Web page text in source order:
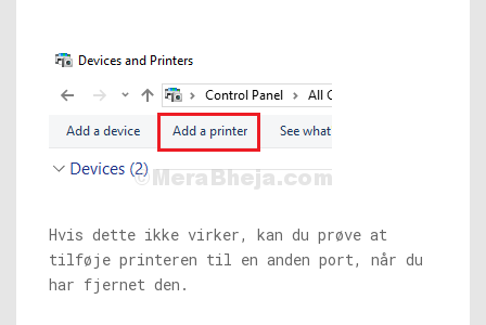
Hvis dette ikke virker, kan du prøve at
tilføje printeren til en anden port, når du
har fjernet den.